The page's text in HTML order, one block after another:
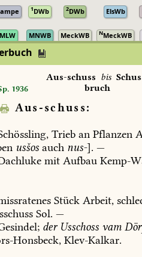
1DWb 2DWb ElsWb
MLW MNWB MeckWB NMeckWB
1936
Aus-schuss bis
bruch
Aus-schuss:
Trieb an Pflanzen
usšos auch nus-]. —
mit Aufbau Kemp-
Stück Arbeit,
Sol. —
derUsschoss vam
Honsbeck, Klev-Kalkar.